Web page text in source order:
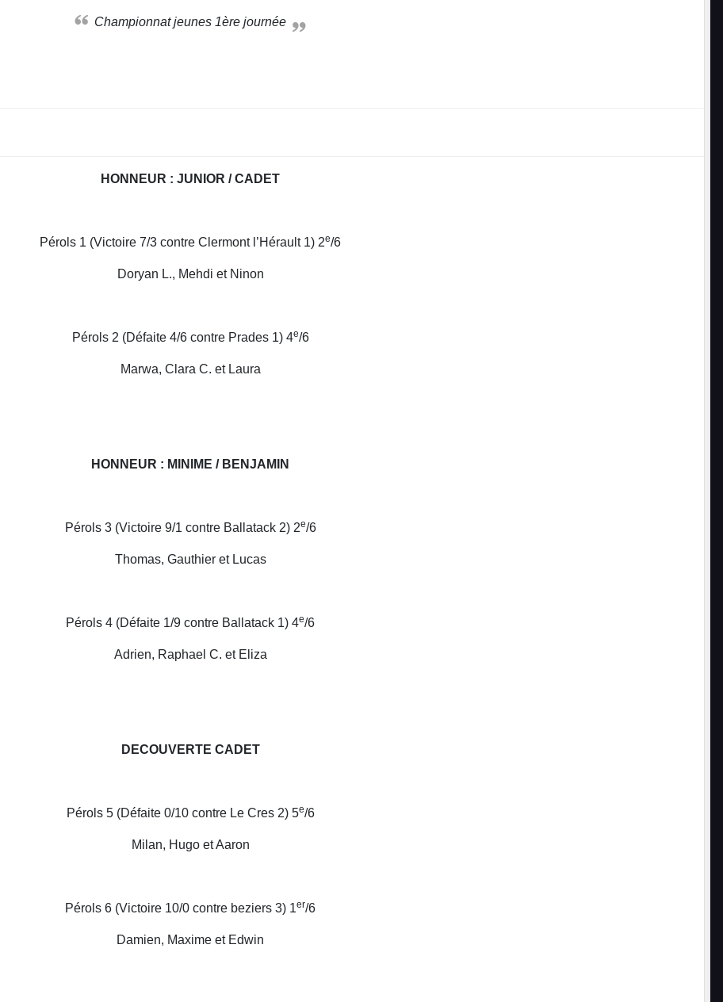
Championnat jeunes 1ère journée
HONNEUR : JUNIOR / CADET
Pérols 1 (Victoire 7/3 contre Clermont l’Hérault 1) 2e/6
Doryan L., Mehdi et Ninon
Pérols 2 (Défaite 4/6 contre Prades 1) 4e/6
Marwa, Clara C. et Laura
HONNEUR : MINIME / BENJAMIN
Pérols 3 (Victoire 9/1 contre Ballatack 2) 2e/6
Thomas, Gauthier et Lucas
Pérols 4 (Défaite 1/9 contre Ballatack 1) 4e/6
Adrien, Raphael C. et Eliza
DECOUVERTE CADET
Pérols 5 (Défaite 0/10 contre Le Cres 2) 5e/6
Milan, Hugo et Aaron
Pérols 6 (Victoire 10/0 contre beziers 3) 1er/6
Damien, Maxime et Edwin